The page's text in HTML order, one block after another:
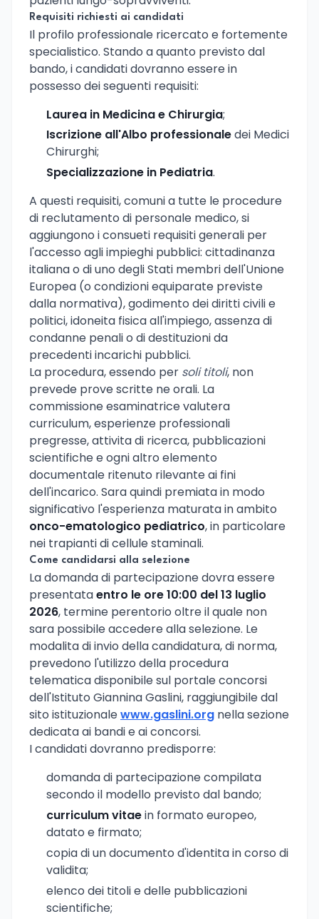
Requisiti richiesti ai candidati
Il profilo professionale ricercato e fortemente
specialistico. Stando a quanto previsto dal
bando, i candidati dovranno essere in
possesso dei seguenti requisiti:
Laurea in Medicina e Chirurgia;
Iscrizione all'Albo professionaledei Medici
Chirurghi;
Specializzazione in Pediatria.
A questi requisiti, comuni a tutte le procedure
di reclutamento di personale medico, si
aggiungono i consueti requisiti generali per
l'accesso agli impieghi pubblici: cittadinanza
italiana o di uno degli Stati membri dell'Unione
Europea (o condizioni equiparate previste
dalla normativa), godimento dei diritti civili e
politici, idoneita fisica all'impiego, assenza di
condanne penali o di destituzioni da
precedenti incarichi pubblici.
La procedura, essendo per soli titoli, non
prevede prove scritte ne orali. La
commissione esaminatrice valutera
curriculum, esperienze professionali
pregresse, attivita di ricerca, pubblicazioni
scientifiche e ogni altro elemento
documentale ritenuto rilevante ai fini
dell'incarico. Sara quindi premiata in modo
significativo l'esperienza maturata in ambito
onco-ematologico pediatrico, in particolare
nei trapianti di cellule staminali.
Come candidarsi alla selezione
La domanda di partecipazione dovra essere
presentataentro le ore 10:00 del 13 luglio
2026, termine perentorio oltre il quale non
sara possibile accedere alla selezione. Le
modalita di invio della candidatura, di norma,
prevedono l'utilizzo della procedura
telematica disponibile sul portale concorsi
dell'Istituto Giannina Gaslini, raggiungibile dal
sito istituzionalewww.gaslini.org nella sezione
dedicata ai bandi e ai concorsi.
I candidati dovranno predisporre:
domanda di partecipazione compilata
secondo il modello previsto dal bando;
curriculum vitaein formato europeo,
datato e firmato;
copia di un documento d'identita in corso di
validita;
elenco dei titoli e delle pubblicazioni
scientifiche;